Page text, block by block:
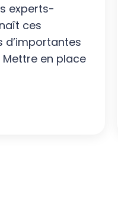
experts-
ces
d’importantes
en place